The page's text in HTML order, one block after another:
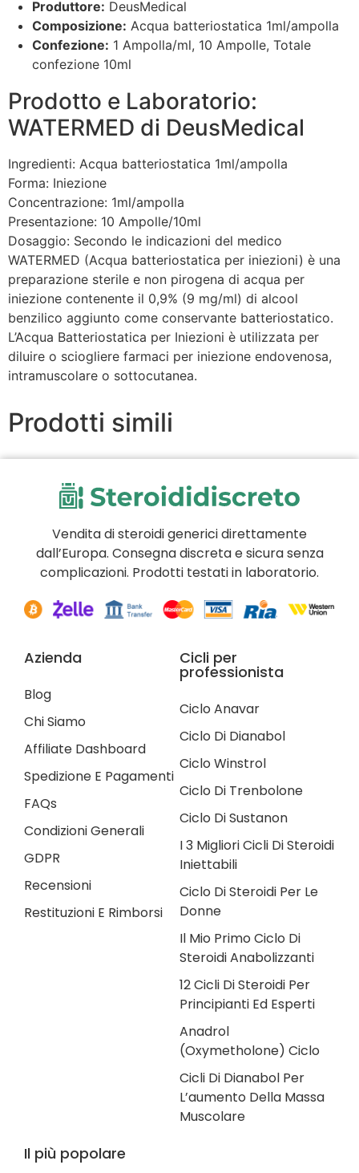
Produttore: DeusMedical
Composizione: Acqua batteriostatica 1ml/ampolla
Confezione: 1 Ampolla/ml, 10 Ampolle, Totale
confezione 10ml
Prodotto e Laboratorio:
WATERMED di DeusMedical
Ingredienti: Acqua batteriostatica 1ml/ampolla
Forma: Iniezione
Concentrazione: 1ml/ampolla
Presentazione: 10 Ampolle/10ml
Dosaggio: Secondo le indicazioni del medico
WATERMED (Acqua batteriostatica per iniezioni) è una
preparazione sterile e non pirogena di acqua per
iniezione contenente il 0,9% (9 mg/ml) di alcool
benzilico aggiunto come conservante batteriostatico.
L’Acqua Batteriostatica per Iniezioni è utilizzata per
diluire o sciogliere farmaci per iniezione endovenosa,
intramuscolare o sottocutanea.
Prodotti simili
Vendita di steroidi generici direttamente
dall’Europa. Consegna discreta e sicura senza
complicazioni. Prodotti testati in laboratorio.
Azienda
Blog
Chi Siamo
Affiliate Dashboard
Spedizione E Pagamenti
FAQs
Condizioni Generali
GDPR
Recensioni
Restituzioni E Rimborsi
Cicli per
professionista
Ciclo Anavar
Ciclo Di Dianabol
Ciclo Winstrol
Ciclo Di Trenbolone
Ciclo Di Sustanon
I 3 Migliori Cicli Di Steroidi
Iniettabili
Ciclo Di Steroidi Per Le
Donne
Il Mio Primo Ciclo Di
Steroidi Anabolizzanti
12 Cicli Di Steroidi Per
Principianti Ed Esperti
Anadrol
(Oxymetholone) Ciclo
Cicli Di Dianabol Per
L’aumento Della Massa
Muscolare
Il più popolare